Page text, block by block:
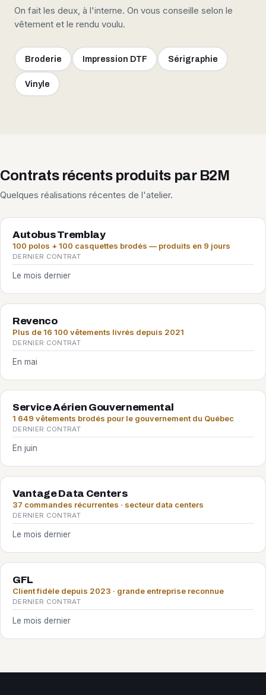
On fait les deux, à l'interne. On vous conseille selon le
vêtement et le rendu voulu.
Broderie Impression DTF Sérigraphie
Vinyle
Contrats récents produits par B2M
Quelques réalisations récentes de l'atelier.
Autobus Tremblay
100 polos + 100 casquettes brodés — produits en 9 jours
DERNIER CONTRAT
Le mois dernier
Revenco
Plus de 16 100 vêtements livrés depuis 2021
DERNIER CONTRAT
En mai
Service Aérien Gouvernemental
1 649 vêtements brodés pour le gouvernement du Québec
DERNIER CONTRAT
En juin
Vantage Data Centers
37 commandes récurrentes · secteur data centers
DERNIER CONTRAT
Le mois dernier
GFL
Client fidèle depuis 2023 · grande entreprise reconnue
DERNIER CONTRAT
Le mois dernier